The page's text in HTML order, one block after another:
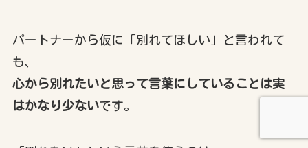
パートナーから仮に「別れてほしい」と言われて
も、
心から別れたいと思って言葉にしていることは実
はかなり少ないです。